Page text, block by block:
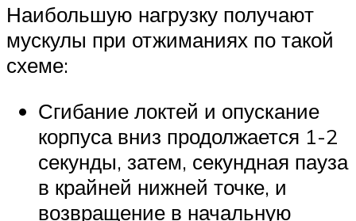
Наибольшую нагрузку получают
мускулы при отжиманиях по такой
схеме:
Сгибание локтей и опускание
корпуса вниз продолжается 1-2
секунды, затем, секундная пауза
в крайней нижней точке, и
возвращение в начальную